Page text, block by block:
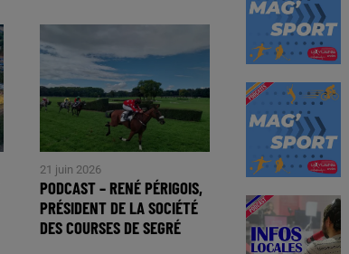
21 juin 2026
PODCAST – RENÉ PÉRIGOIS,
PRÉSIDENT DE LA SOCIÉTÉ
DES COURSES DE SEGRÉ